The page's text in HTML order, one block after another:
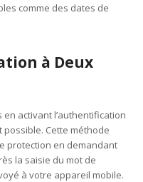
comme des dates de
à Deux
activant l’authentification
possible. Cette méthode
protection en demandant
la saisie du mot de
à votre appareil mobile.